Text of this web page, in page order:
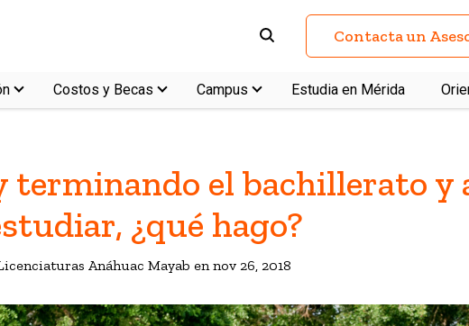
Contacta un
Costos y Becas Campus Estudia en Mérida
terminando el bachillerato y
¿qué hago?
Anáhuac Mayab ennov 26, 2018